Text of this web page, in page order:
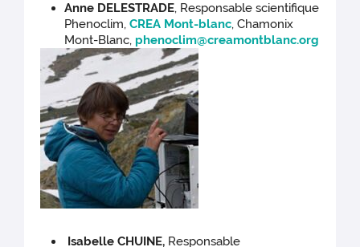
Anne DELESTRADE, Responsable scientifique
Phenoclim,CREA Mont-blanc, Chamonix
Mont-Blanc, phenoclim@creamontblanc.org
Isabelle CHUINE, Responsable